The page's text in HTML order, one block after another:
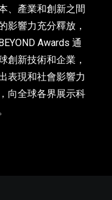
、產業和創新之間
影響力充分釋放，
Awards 通
創新技術和企業，
表現和社會影響力
向全球各界展示科